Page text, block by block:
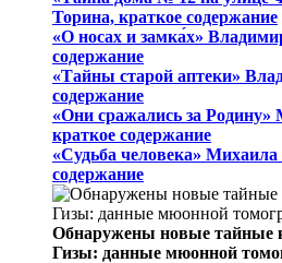
Торина, краткое содержание
«О носах и замка́х»
содержание
«Тайны старой аптеки»
содержание
«Они сражались за
краткое содержание
«Судьба человека»
содержание
Обнаружены новые тайные
Гизы: данные мюонной